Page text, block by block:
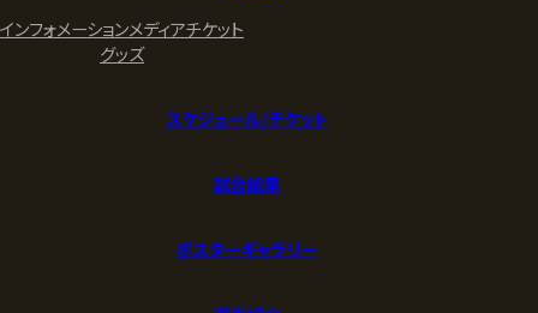
インフォメーションメディアチケット
グッズ
スケジュール/チケット
試合結果
ポスターギャラリー